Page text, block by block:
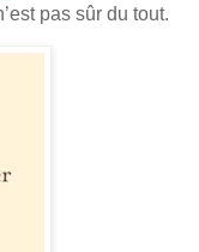
pas sûr du tout.